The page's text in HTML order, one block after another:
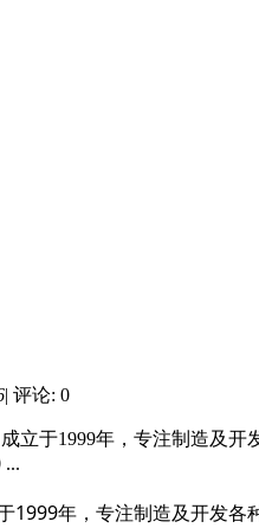
| 评论: 0
立于1999年，专注制造及
...
1999年，专注制造及开发